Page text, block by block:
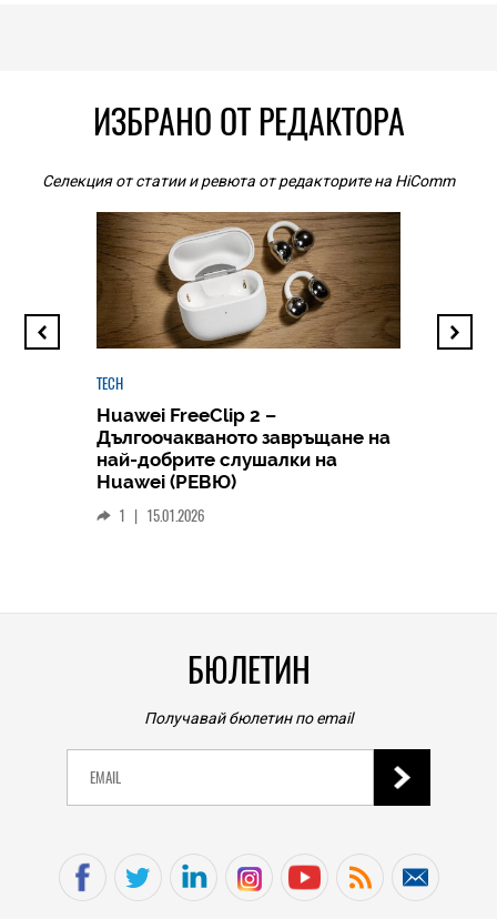
ИЗБРАНО ОТ РЕДАКТОРА
Селекция от статии и ревюта от редакторите на HiComm
TECH
Huawei FreeClip 2 –
Дългоочакваното завръщане на
най-добрите слушалки на
Huawei (РЕВЮ)
1 | 15.01.2026
БЮЛЕТИН
Получавай бюлетин по email